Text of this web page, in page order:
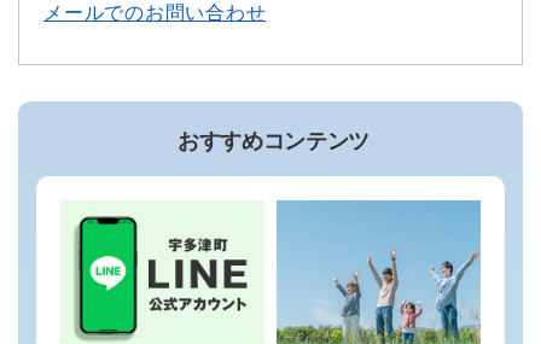
メールでのお問い合わせ
おすすめコンテンツ